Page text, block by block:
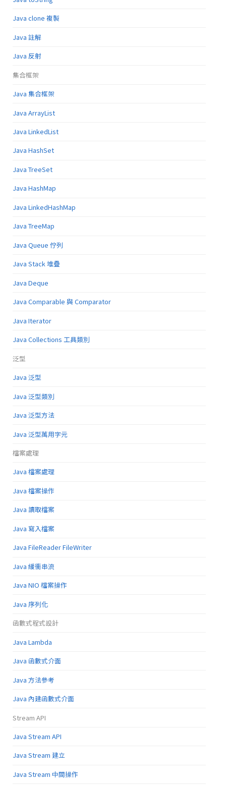
Java clone 複製
Java 註解
Java 反射
集合框架
Java 集合框架
Java ArrayList
Java LinkedList
Java HashSet
Java TreeSet
Java HashMap
Java LinkedHashMap
Java TreeMap
Java Queue 佇列
Java Stack 堆疊
Java Deque
Java Comparable 與 Comparator
Java Iterator
Java Collections 工具類別
泛型
Java 泛型
Java 泛型類別
Java 泛型方法
Java 泛型萬用字元
檔案處理
Java 檔案處理
Java 檔案操作
Java 讀取檔案
Java 寫入檔案
Java FileReader FileWriter
Java 緩衝串流
Java NIO 檔案操作
Java 序列化
函數式程式設計
Java Lambda
Java 函數式介面
Java 方法參考
Java 內建函數式介面
Stream API
Java Stream API
Java Stream 建立
Java Stream 中間操作